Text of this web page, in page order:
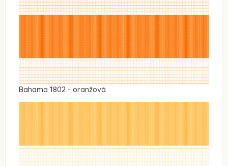
Bahama 1802 - oranžová